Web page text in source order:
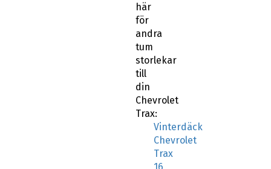
här
för
andra
tum
storlekar
till
din
Chevrolet
Trax:
Vinterdäck
Chevrolet
Trax
16